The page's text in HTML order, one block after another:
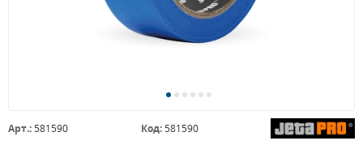
Арт.:581590 Код:581590